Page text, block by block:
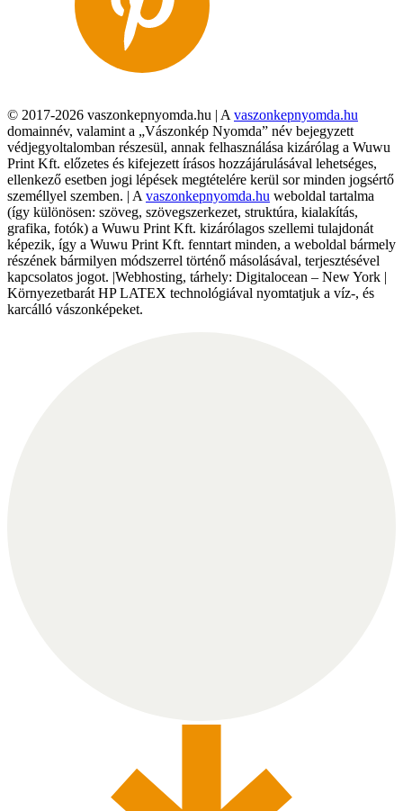
© 2017-2026 vaszonkepnyomda.hu | A vaszonkepnyomda.hu
domainnév, valamint a „Vászonkép Nyomda” név bejegyzett
védjegyoltalomban részesül, annak felhasználása kizárólag a Wuwu
Print Kft. előzetes és kifejezett írásos hozzájárulásával lehetséges,
ellenkező esetben jogi lépések megtételére kerül sor minden jogsértő
személlyel szemben. | A vaszonkepnyomda.hu weboldal tartalma
(így különösen: szöveg, szövegszerkezet, struktúra, kialakítás,
grafika, fotók) a Wuwu Print Kft. kizárólagos szellemi tulajdonát
képezik, így a Wuwu Print Kft. fenntart minden, a weboldal bármely
részének bármilyen módszerrel történő másolásával, terjesztésével
kapcsolatos jogot. |Webhosting, tárhely: Digitalocean – New York |
Környezetbarát HP LATEX technológiával nyomtatjuk a víz-, és
karcálló vászonképeket.